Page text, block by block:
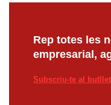
Rep totes les
empresarial,
Subscriu-te al